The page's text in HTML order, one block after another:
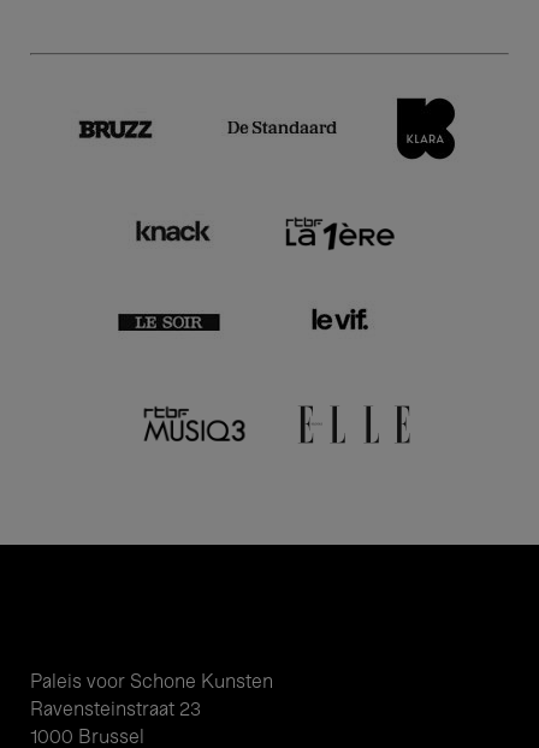
Paleis voor Schone Kunsten
Ravensteinstraat 23
1000 Brussel